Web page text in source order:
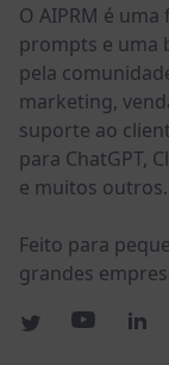
O AIPRM é
prompts e uma
pela
marketing,
suporte ao
para ChatGPT,
e muitos outros.
Feito para
grandes